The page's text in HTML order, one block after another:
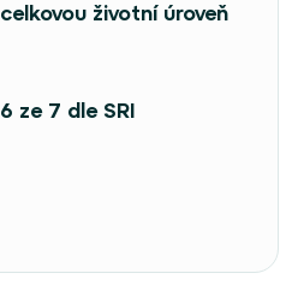
celkovou životní úroveň
6 ze 7 dle SRI